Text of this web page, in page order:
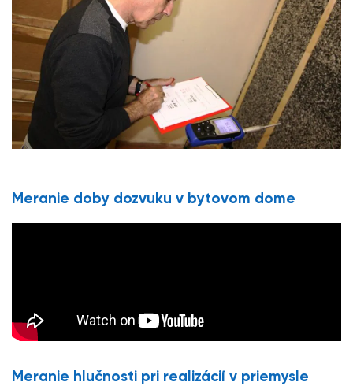
Meranie doby dozvuku v bytovom dome
Meranie hlučnosti pri realizácií v priemysle